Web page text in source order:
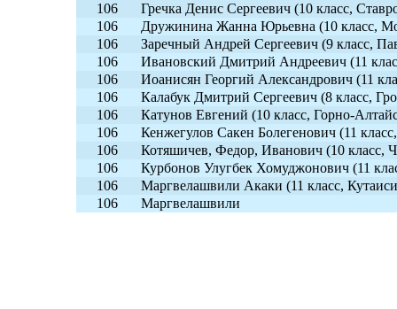
106
Гречка Денис Сергеевич (10 класс,
106
Дружинина Жанна Юрьевна (10 класс,
106
Заречный Андрей Сергеевич (9 класс,
106
Ивановский Дмитрий Андреевич (11
106
Иоанисян Георгий Александрович (11
106
Калабук Дмитрий Сергеевич (8 класс,
106
Катунов Евгений (10 класс, Горно-
106
Кенжегулов Сакен Болегенович (11
106
Котяшичев, Федор, Иванович (10 класс,
106
Курбонов Улугбек Хомуджонович (11
106
Маргвелашвили Акаки (11 класс,
106
Маргвелашвили